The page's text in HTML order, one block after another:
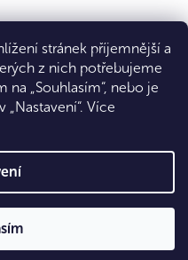
stránek příjemnější a
z nich potřebujeme
na „Souhlasím“, nebo je
Více
Premium
spol. s r.o.. Všechna